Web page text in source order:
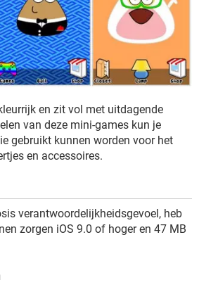
en zit vol met uitdagende
van deze mini-games kun je
gebruikt kunnen worden voor het
en accessoires.
verantwoordelijkheidsgevoel, heb
zorgen iOS 9.0 of hoger en 47 MB